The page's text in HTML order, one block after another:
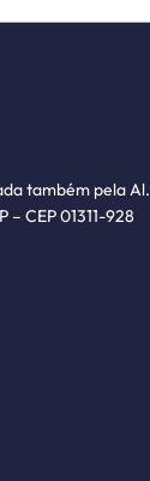
também pela
CEP 01311-928